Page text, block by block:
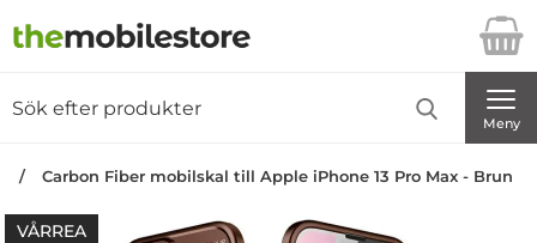
Startsidan för Danira Telecom AB
Meny
Carbon Fiber mobilskal till Apple iPhone 13 Pro Max - Brun
VÅRREA